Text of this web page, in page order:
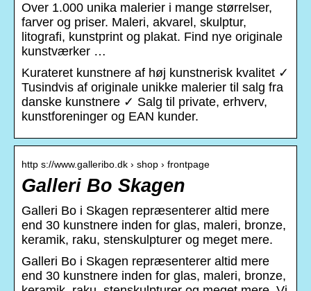
Over 1.000 unika malerier i mange størrelser,
farver og priser. Maleri, akvarel, skulptur,
litografi, kunstprint og plakat. Find nye originale
kunstværker …
Kurateret kunstnere af høj kunstnerisk kvalitet ✓
Tusindvis af originale unikke malerier til salg fra
danske kunstnere ✓ Salg til private, erhverv,
kunstforeninger og EAN kunder.
http s://www.galleribo.dk › shop › frontpage
Galleri Bo Skagen
Galleri Bo i Skagen repræsenterer altid mere
end 30 kunstnere inden for glas, maleri, bronze,
keramik, raku, stenskulpturer og meget mere.
Galleri Bo i Skagen repræsenterer altid mere
end 30 kunstnere inden for glas, maleri, bronze,